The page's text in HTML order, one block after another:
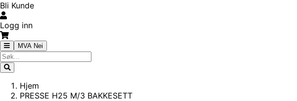
Bli Kunde
Logg inn
MVA Nei
Hjem
PRESSE H25 M/3 BAKKESETT